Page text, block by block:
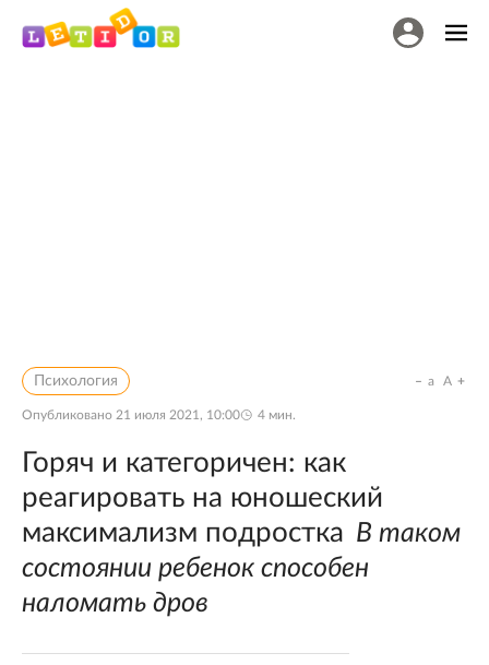
Психология
Опубликовано 21 июля 2021, 10:00 4 мин.
a A
Горяч и категоричен: как
реагировать на юношеский
максимализм подростка В таком
состоянии ребенок способен
наломать дров